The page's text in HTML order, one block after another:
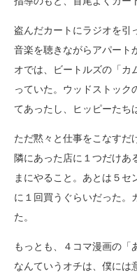
盗んだカートにラジオを引
音楽を聴きながらアパート
オでは、ビートルズの「カ
っていた。ウッドストック
てあったし、ヒッピーたち
ただ黙々と仕事をこなすだ
隣にあった店に１つだけあ
まにやること。あとは５セ
に１回買うぐらいだった。
た。
もっとも、４コマ漫画の「
なんていうオチは、僕には